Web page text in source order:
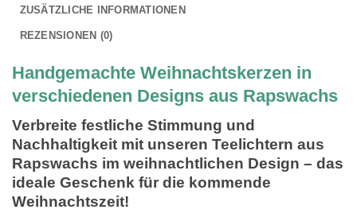
ZUSÄTZLICHE INFORMATIONEN
REZENSIONEN (0)
Handgemachte Weihnachtskerzen in
verschiedenen Designs aus Rapswachs
Verbreite festliche Stimmung und
Nachhaltigkeit mit unseren Teelichtern aus
Rapswachs im weihnachtlichen Design – das
ideale Geschenk für die kommende
Weihnachtszeit!